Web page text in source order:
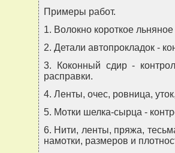
Примеры работ.
1. Волокно короткое
2. Детали автопрокладок -
3. Коконный сдир -
расправки.
4. Ленты, очес, ровница,
5. Мотки шелка-сырца -
6. Нити, ленты, пряжа,
намотки, размеров и